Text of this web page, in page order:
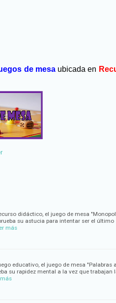
de mesa ubicada en
didáctico, el juego de mesa
su astucia para intentar ser el último
más
educativo, el juego de mesa "Palabras
su rapidez mental a la vez que trabajan